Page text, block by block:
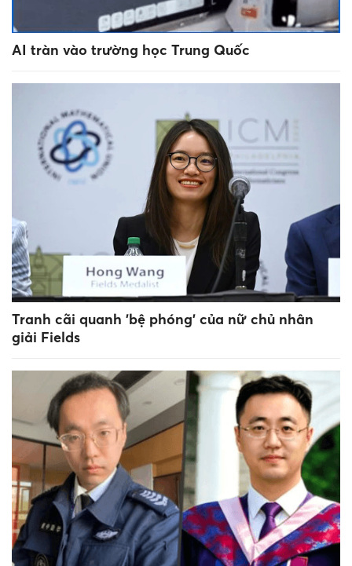
AI tràn vào trường học Trung Quốc
Tranh cãi quanh 'bệ phóng' của nữ chủ nhân
giải Fields